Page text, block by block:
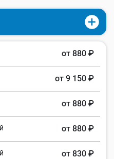
от 880 ₽
от 9 150 ₽
от 880 ₽
от 880 ₽
от 830 ₽